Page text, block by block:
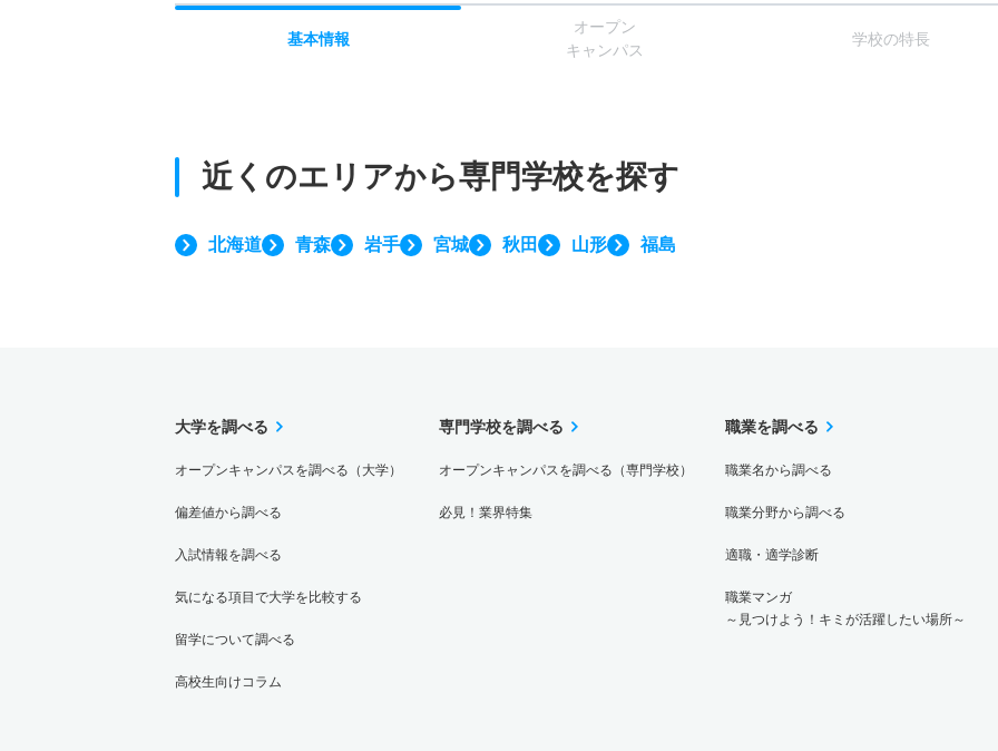
基本情報
オープン
キャンパス
学校の特長
近くのエリアから専門学校を探す
北海道 青森 岩手 宮城 秋田 山形 福島
大学を調べる
オープンキャンパスを調べる（大学）
偏差値から調べる
入試情報を調べる
気になる項目で大学を比較する
留学について調べる
高校生向けコラム
専門学校を調べる
オープンキャンパスを調べる（専門学校）
必見！業界特集
職業を調べる
職業名から調べる
職業分野から調べる
適職・適学診断
職業マンガ
～見つけよう！キミが活躍したい場所～